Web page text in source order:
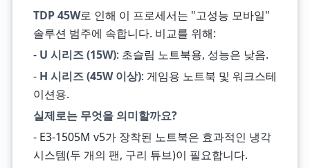
TDP 45W로 인해 이 프로세서는 "고성능 모바일"
솔루션 범주에 속합니다. 비교를 위해:
- U 시리즈 (15W): 초슬림 노트북용, 성능은 낮음.
- H 시리즈 (45W 이상): 게임용 노트북 및 워크스테
이션용.
실제로는 무엇을 의미할까요?
- E3-1505M v5가 장착된 노트북은 효과적인 냉각
시스템(두 개의 팬, 구리 튜브)이 필요합니다.